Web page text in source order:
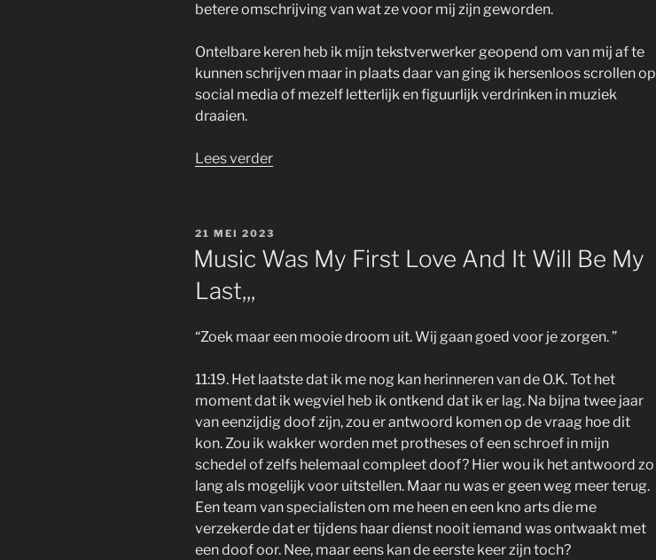
betere omschrijving van wat ze voor mij zijn geworden.
Ontelbare keren heb ik mijn tekstverwerker geopend om van mij af te
kunnen schrijven maar in plaats daar van ging ik hersenloos scrollen op
social media of mezelf letterlijk en figuurlijk verdrinken in muziek
draaien.
Lees verder“Dayana,,,”
GEPLAATST
OP
21 MEI 2023
Music Was My First Love And It Will Be My
Last,,,
“Zoek maar een mooie droom uit. Wij gaan goed voor je zorgen. ”
11:19. Het laatste dat ik me nog kan herinneren van de O.K. Tot het
moment dat ik wegviel heb ik ontkend dat ik er lag. Na bijna twee jaar
van eenzijdig doof zijn, zou er antwoord komen op de vraag hoe dit
kon. Zou ik wakker worden met protheses of een schroef in mijn
schedel of zelfs helemaal compleet doof? Hier wou ik het antwoord zo
lang als mogelijk voor uitstellen. Maar nu was er geen weg meer terug.
Een team van specialisten om me heen en een kno arts die me
verzekerde dat er tijdens haar dienst nooit iemand was ontwaakt met
een doof oor. Nee, maar eens kan de eerste keer zijn toch?